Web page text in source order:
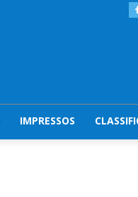
IMPRESSOS